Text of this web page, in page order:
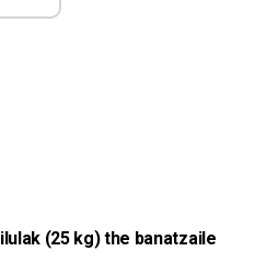
(25 kg) the banatzaile